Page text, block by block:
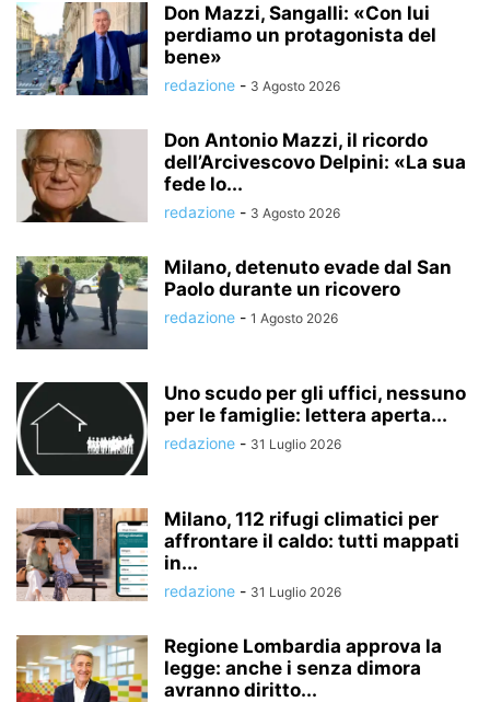
Don Mazzi, Sangalli: «Con lui
perdiamo un protagonista del
bene»
redazione - 3 Agosto 2026
Don Antonio Mazzi, il ricordo
dell’Arcivescovo Delpini: «La sua
fede lo...
redazione - 3 Agosto 2026
Milano, detenuto evade dal San
Paolo durante un ricovero
redazione - 1 Agosto 2026
Uno scudo per gli uffici, nessuno
per le famiglie: lettera aperta...
redazione - 31 Luglio 2026
Milano, 112 rifugi climatici per
affrontare il caldo: tutti mappati
in...
redazione - 31 Luglio 2026
Regione Lombardia approva la
legge: anche i senza dimora
avranno diritto...